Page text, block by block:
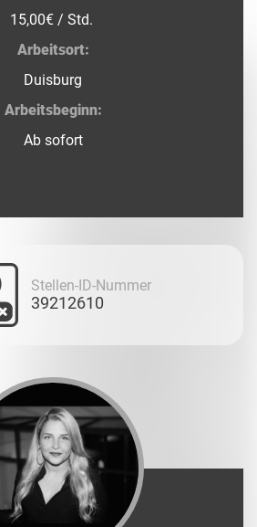
15,00€ / Std.
Arbeitsort:
Duisburg
Arbeitsbeginn:
Ab sofort
Stellen-ID-Nummer
39212610